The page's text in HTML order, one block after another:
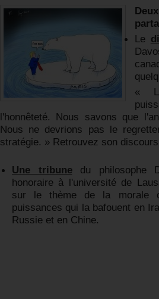
Le
«
l'honnêteté. Nous savons que
Nous ne devrions pas le
stratégie. » Retrouvez son
Une tribunedu philosophe
honoraire à l'université de
sur le thème de la morale
puissances qui la bafouent en
Russie et en Chine.